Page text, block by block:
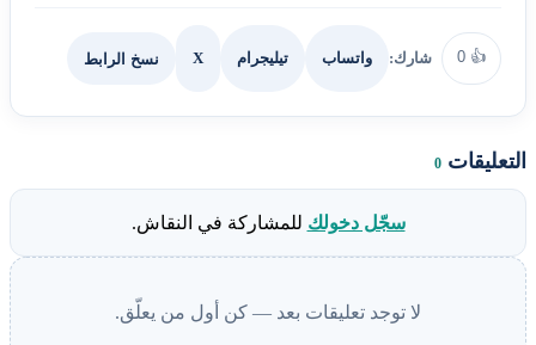
👍
0 شارك: واتساب تيليجرام X نسخ الرابط
التعليقات 0
سجّل دخولك للمشاركة في النقاش.
لا توجد تعليقات بعد — كن أول من يعلّق.